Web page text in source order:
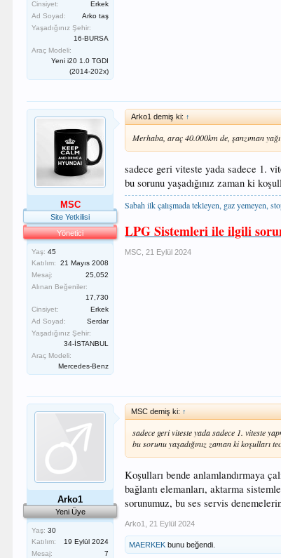
Cinsiyet:
Erkek
Ad Soyad:
Arko taş
Yaşadığınız Şehir:
16-BURSA
Araç Modeli:
Yeni i20 1.0 TGDI
(2014-202x)
MSC
Site Yetkilisi
Yönetici
Yaş: 45
Katılım:
21 Mayıs 2008
Mesaj:
25,052
Alınan Beğeniler:
17,730
Cinsiyet:
Erkek
Ad Soyad:
Serdar
Yaşadığınız Şehir:
34-İSTANBUL
Araç Modeli:
Mercedes-Benz
Arko1 demiş ki: ↑
Merhaba, araç 40.000km de, şanzıman
sadece geri viteste yada sadece 1.
bu sorunu yaşadığınız zaman ki
Sabah ilk çalışmada tekleyen, gaz yemeyen,
LPG Sistemleri ile ilgili
MSC 21 Eylül 2024
Arko1
Yeni Üye
Yaş: 30
Katılım:
19 Eylül 2024
Mesaj:
7
MSC demiş ki: ↑
sadece geri viteste yada sadece 1. viteste
bu sorunu yaşadığınız zaman ki koşulları
Koşulları bende anlamlandırmaya
bağlantı elemanları, aktarma
sorunumuz, bu ses servis
Arko1 21 Eylül 2024
MAERKEK bunu beğendi.